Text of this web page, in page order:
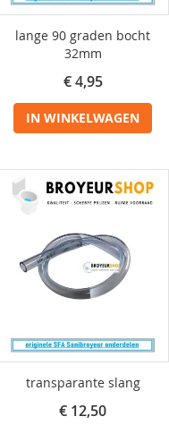
lange 90 graden bocht
32mm
€ 4,95
IN WINKELWAGEN
transparante slang
€ 12,50